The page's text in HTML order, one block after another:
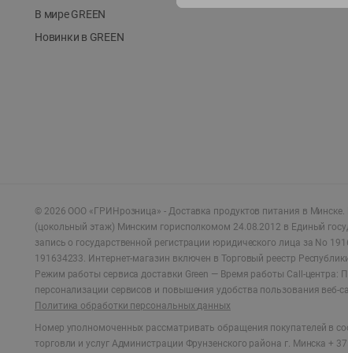
В мире GREEN
Новинки в GREEN
© 2026 ООО «ГРИНрозница» - Доставка продуктов питания в Минске.
(цокольный этаж) Минским горисполкомом 24.08.2012 в Единый
запись о государственной регистрации юридического лица за No
191634233. Интернет-магазин включен в Торговый реестр
Режим работы сервиса доставки Green — Время работы Call-центра:
персонализации сервисов и повышения удобства пользования веб-
Политика обработки персональных данных
Номер уполномоченных рассматривать обращения покупателей в
торговли и услуг Администрации Фрунзенского района г. Минска +